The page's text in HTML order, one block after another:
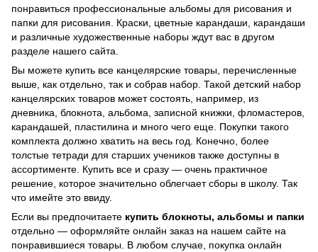
понравиться профессиональные альбомы для рисования и
папки для рисования. Краски, цветные карандаши, карандаши
и различные художественные наборы ждут вас в другом
разделе нашего сайта.
Вы можете купить все канцелярские товары, перечисленные
выше, как отдельно, так и собрав набор. Такой детский набор
канцелярских товаров может состоять, например, из
дневника, блокнота, альбома, записной книжки, фломастеров,
карандашей, пластилина и много чего еще. Покупки такого
комплекта должно хватить на весь год. Конечно, более
толстые тетради для старших учеников также доступны в
ассортименте. Купить все и сразу — очень практичное
решение, которое значительно облегчает сборы в школу. Так
что имейте это ввиду.
Если вы предпочитаете купить блокноты, альбомы и папки
отдельно — оформляйте онлайн заказ на нашем сайте на
понравившиеся товары. В любом случае, покупка онлайн